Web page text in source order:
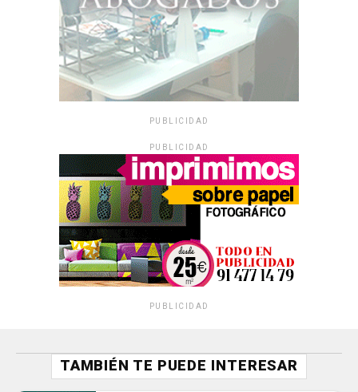
PUBLICIDAD
PUBLICIDAD
PUBLICIDAD
TAMBIÉN TE PUEDE INTERESAR